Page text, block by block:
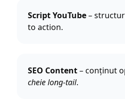
Script YouTube–
to action.
SEO Content– conținut
cheie long-tail.